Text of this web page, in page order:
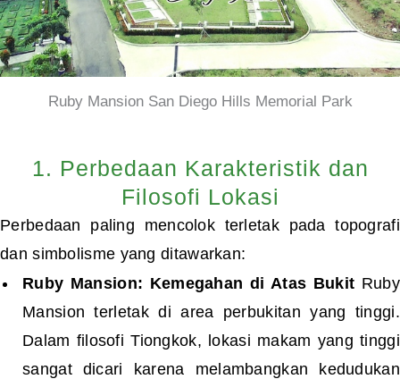
Ruby Mansion San Diego Hills Memorial Park
1. Perbedaan Karakteristik dan
Filosofi Lokasi
Perbedaan paling mencolok terletak pada topografi
dan simbolisme yang ditawarkan:
Ruby Mansion: Kemegahan di Atas Bukit Ruby
Mansion terletak di area perbukitan yang tinggi.
Dalam filosofi Tiongkok, lokasi makam yang tinggi
sangat dicari karena melambangkan kedudukan